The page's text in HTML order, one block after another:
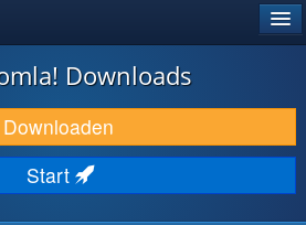
Downloads
Downloaden
Start